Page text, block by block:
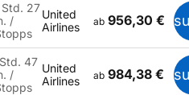
27
/
United
Airlines
ab 956,30 €
47
/
United
Airlines
ab 984,38 €